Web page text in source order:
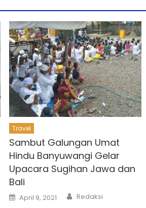
Travel
Sambut Galungan Umat
Hindu Banyuwangi Gelar
Upacara Sugihan Jawa dan
Bali
Posted
on
April 9, 2021 Author
Redaksi